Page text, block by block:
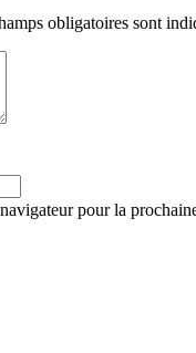
obligatoires sont
pour la